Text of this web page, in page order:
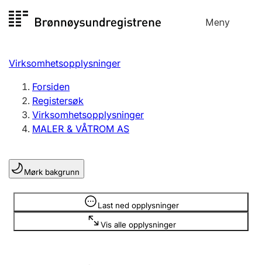
til
Meny
Registersøk
Aksjeselskap
Enkeltpersonforetak
Registrere, endre, slette
Lag og forening
Registrere, endre, slette
Virksomhetsopplysninger
Forsiden
Registersøk
Virksomhetsopplysninger
MALER & VÅTROM AS
Mørk bakgrunn
Last ned opplysninger
Vis alle opplysninger
Opplysninger er skjult